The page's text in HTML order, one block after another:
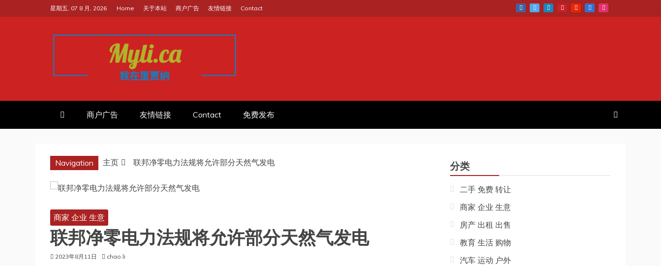
至
星期五, 07 8 月, 2026 Home 关于本站 商户广告 友情链接 Contact
我的里贾纳REGINA
商户广告 友情链接 Contact 免费发布
Navigation 主页 联邦净零电力法规将允许部分天然气发电
商家 企业 生意
联邦净零电力法规将允许部分天然气发电
2023年8月11日 chao.li
分类
二手 免费 转让
商家 企业 生意
房产 出租 出售
教育 生活 购物
汽车 运动 户外